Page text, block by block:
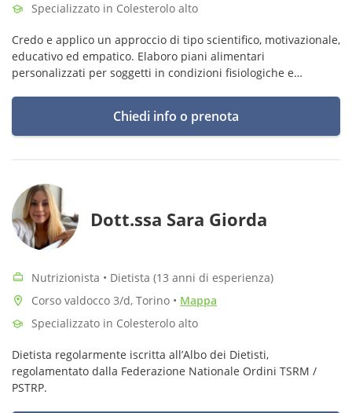
Specializzato in Colesterolo alto
Credo e applico un approccio di tipo scientifico, motivazionale,
educativo ed empatico. Elaboro piani alimentari
personalizzati per soggetti in condizioni fisiologiche e
Chiedi info o prenota
Dott.ssa Sara Giorda
Nutrizionista • Dietista (13 anni di esperienza)
Corso valdocco 3/d, Torino • Mappa
Specializzato in Colesterolo alto
Dietista regolarmente iscritta all’Albo dei Dietisti,
regolamentato dalla Federazione Nationale Ordini TSRM /
PSTRP.